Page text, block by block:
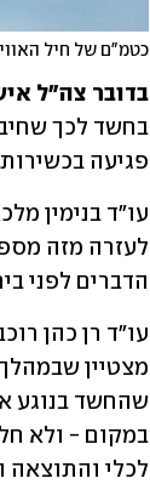
כטמ"ם של חיל
בדובר צה"ל
פגיעה
הדברים לפני
לכלי